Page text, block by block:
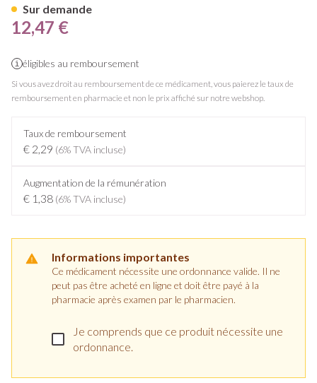
12,47 €
éligibles au remboursement
Si vous avez droit au remboursement de ce médicament, vous paierez le taux de
remboursement en pharmacie et non le prix affiché sur notre webshop.
Taux de remboursement
€ 2,29 (6% TVA incluse)
Augmentation de la rémunération
€ 1,38 (6% TVA incluse)
Informations importantes
Ce médicament nécessite une ordonnance valide. Il ne
peut pas être acheté en ligne et doit être payé à la
pharmacie après examen par le pharmacien.
Je comprends que ce produit nécessite une
ordonnance.
Sur demande